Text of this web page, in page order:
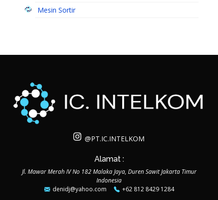
Mesin Sortir
@PT.IC.INTELKOM
Alamat :
Jl. Mawar Merah IV No 182 Malaka Jaya, Duren Sawit Jakarta Timur
Indonesia
denidj@yahoo.com
+62 812 8429 1284